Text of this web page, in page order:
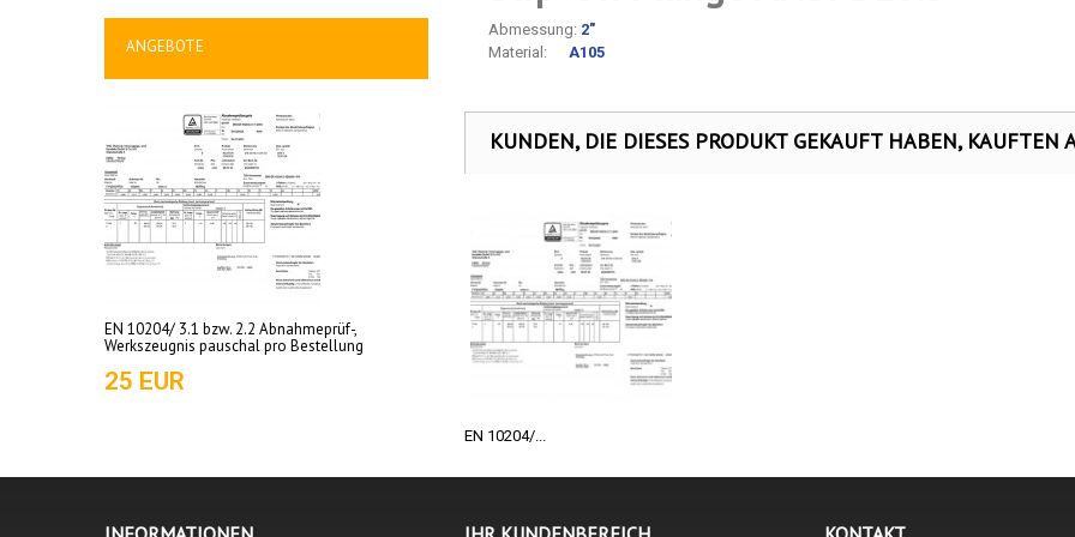
ANGEBOTE
EN 10204/ 3.1 bzw. 2.2 Abnahmeprüf-,
Werkszeugnis pauschal pro Bestellung
25 EUR
Abmessung: 2"
Material: A105
KUNDEN, DIE DIESES PRODUKT GEKAUFT HABEN, KAUFTEN
EN 10204/...